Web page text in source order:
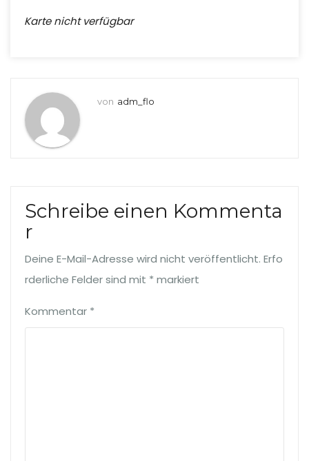
Karte nicht verfügbar
von adm_flo
Schreibe einen Kommenta
r
Deine E-Mail-Adresse wird nicht veröffentlicht. Erfo
rderliche Felder sind mit * markiert
Kommentar *